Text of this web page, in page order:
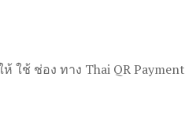
ใช้ ช่อง ทาง Thai QR Payment